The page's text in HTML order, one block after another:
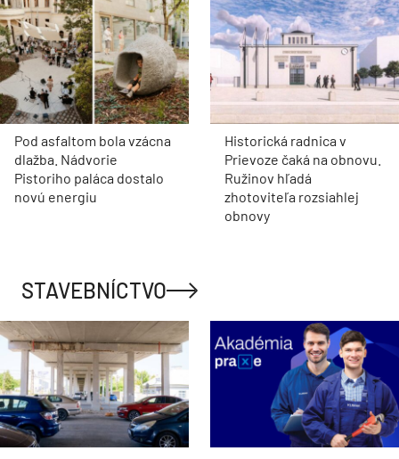
Pod asfaltom bola vzácna
dlažba. Nádvorie
Pistoriho paláca dostalo
novú energiu
Historická radnica v
Prievoze čaká na obnovu.
Ružinov hľadá
zhotoviteľa rozsiahlej
obnovy
STAVEBNÍCTVO